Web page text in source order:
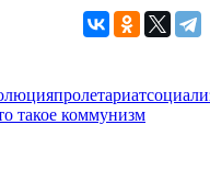
пролетариат
такое коммунизм